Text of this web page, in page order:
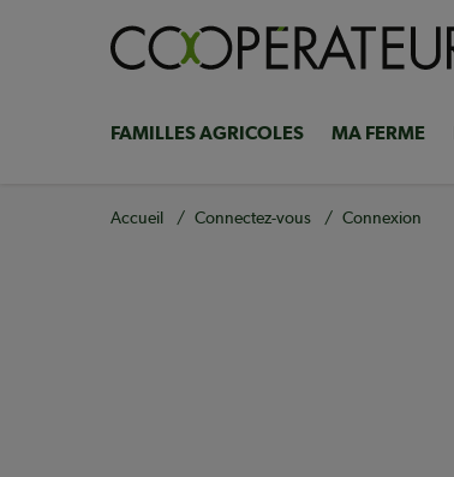
Navigation
principale
FAMILLES AGRICOLES MA FERME
Fil
Accueil Connectez-vous Connexion